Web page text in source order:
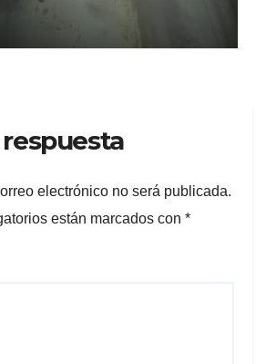
electrónico no será publicada.
están marcados con *